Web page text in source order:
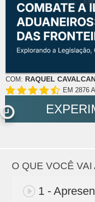
COM: RAQUEL
EM 2876
O QUE VOCÊ
1 -